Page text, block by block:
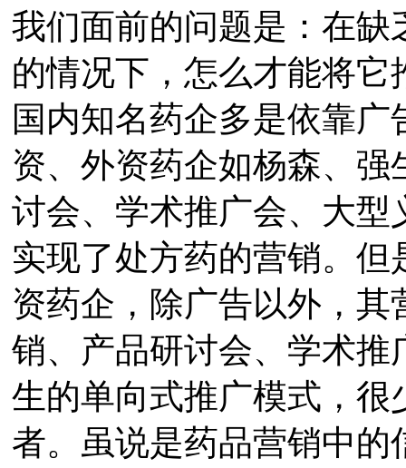
我们面前的问题是：在
的情况下，怎么才能将它
国内知名药企多是依靠
资、外资药企如杨森、
讨会、学术推广会、大
实现了处方药的营销。
资药企，除广告以外，
销、产品研讨会、学术
生的单向式推广模式，
者。虽说是药品营销中